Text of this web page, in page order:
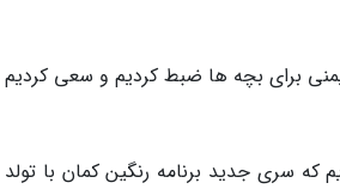
برای بچه ها ضبط کردیم و سعی کردیم
سری جدید برنامه رنگین کمان با تولد